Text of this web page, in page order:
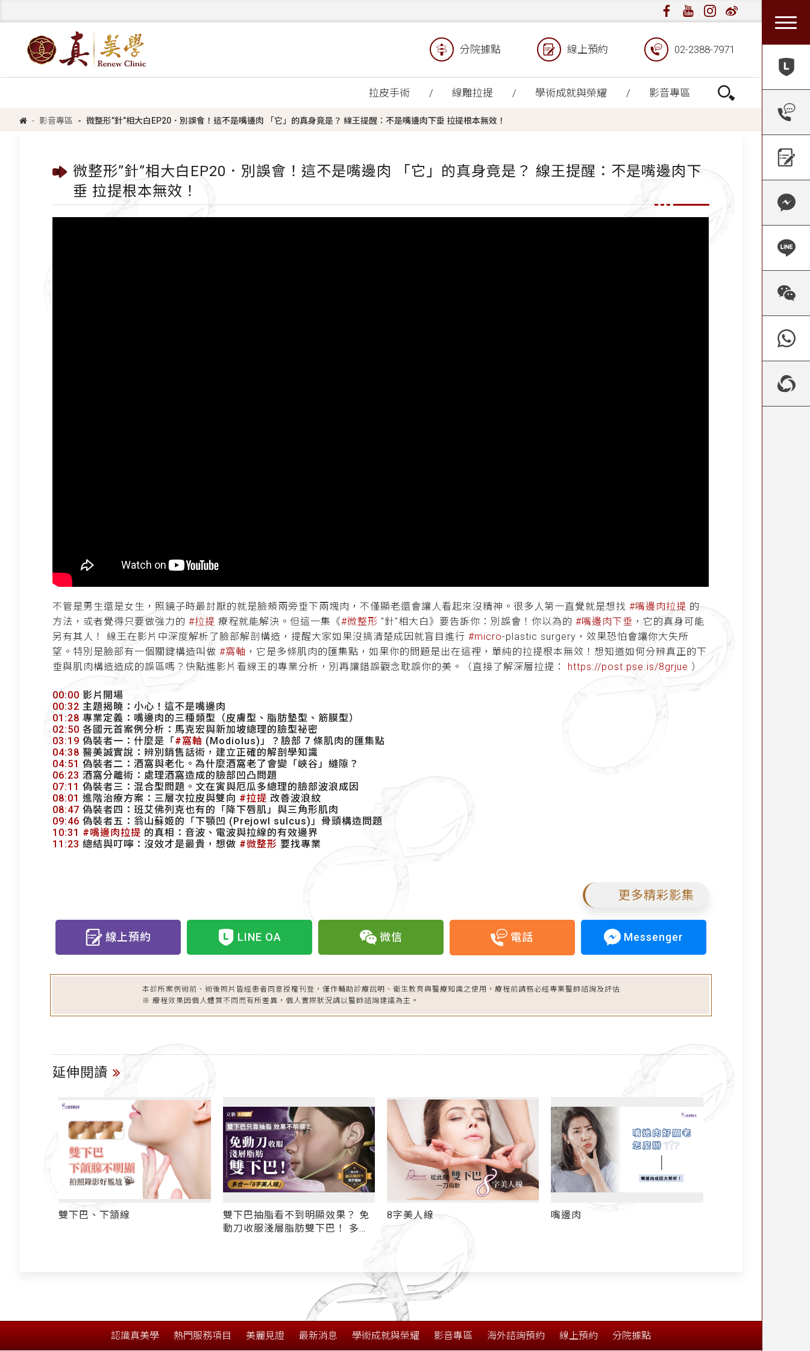
分院據點 線上預約 02-2388-7971
拉皮手術 線雕拉提 學術成就與榮耀 影音專區
影音專區 微整形”針”相大白EP20．別誤會！這不是嘴邊肉 「它」的真身竟是？ 線王提醒：不是嘴邊肉下垂 拉提根本無效！
微整形”針”相大白EP20．別誤會！這不是嘴邊肉 「它」的真身竟是？ 線王提醒：不是嘴邊肉下
垂 拉提根本無效！
不管是男生還是女生，照鏡子時最討厭的就是臉頰兩旁垂下兩塊肉，不僅顯老還會讓人看起來沒精神。很多人第一直覺就是想找#嘴邊肉拉提 的
方法，或者覺得只要做強力的#拉提 療程就能解決。但這一集《#微整形 "針"相大白》要告訴你：別誤會！你以為的#嘴邊肉下垂 ，它的真身可能
另有其人！ 線王在影片中深度解析了臉部解剖構造，提醒大家如果沒搞清楚成因就盲目進行#micro-plastic surgery，效果恐怕會讓你大失所
望。特別是臉部有一個關鍵構造叫做#窩軸 ，它是多條肌肉的匯集點，如果你的問題是出在這裡，單純的拉提根本無效！想知道如何分辨真正的下
垂與肌肉構造造成的誤區嗎？快點進影片看線王的專業分析，別再讓錯誤觀念耽誤你的美。（直接了解深層拉提： https://post.pse.is/8grjue ）
00:00 影片開場
00:32 主題揭曉：小心！這不是嘴邊肉
01:28 專業定義：嘴邊肉的三種類型（皮膚型、脂肪墊型、筋膜型）
02:50 各國元首案例分析：馬克宏與新加坡總理的臉型祕密
03:19 偽裝者一：什麼是「#窩軸 (Modiolus)」？臉部 7 條肌肉的匯集點
04:38 醫美誠實說：辨別銷售話術，建立正確的解剖學知識
04:51 偽裝者二：酒窩與老化。為什麼酒窩老了會變「峽谷」縫隙？
06:23 酒窩分離術：處理酒窩造成的臉部凹凸問題
07:11 偽裝者三：混合型問題。文在寅與厄瓜多總理的臉部波浪成因
08:01 進階治療方案：三層次拉皮與雙向 #拉提 改善波浪紋
08:47 偽裝者四：班艾佛列克也有的「降下唇肌」與三角形肌肉
09:46 偽裝者五：翁山蘇姬的「下顎凹 (Prejowl sulcus)」骨頭構造問題
10:31 #嘴邊肉拉提 的真相：音波、電波與拉線的有效邊界
11:23 總結與叮嚀：沒效才是最貴，想做 #微整形 要找專業
更多精彩影集
線上預約 LINE OA 微信 電話 Messenger
本診所案例術前、術後照片皆經患者同意授權刊登，僅作輔助診療說明、衛生教育與醫療知識之使用，療程前請務必經專業醫師諮詢及評估
※ 療程效果因個人體質不同而有所差異，個人實際狀況請以醫師諮詢建議為主。
延伸閱讀
雙下巴抽脂看不到明顯效果？ 免
8字美人線 嘴邊肉 雙下巴、下頷線
認識真美學 熱門服務項目 美麗見證 最新消息 學術成就與榮耀 影音專區 海外諮詢預約 線上預約 分院據點